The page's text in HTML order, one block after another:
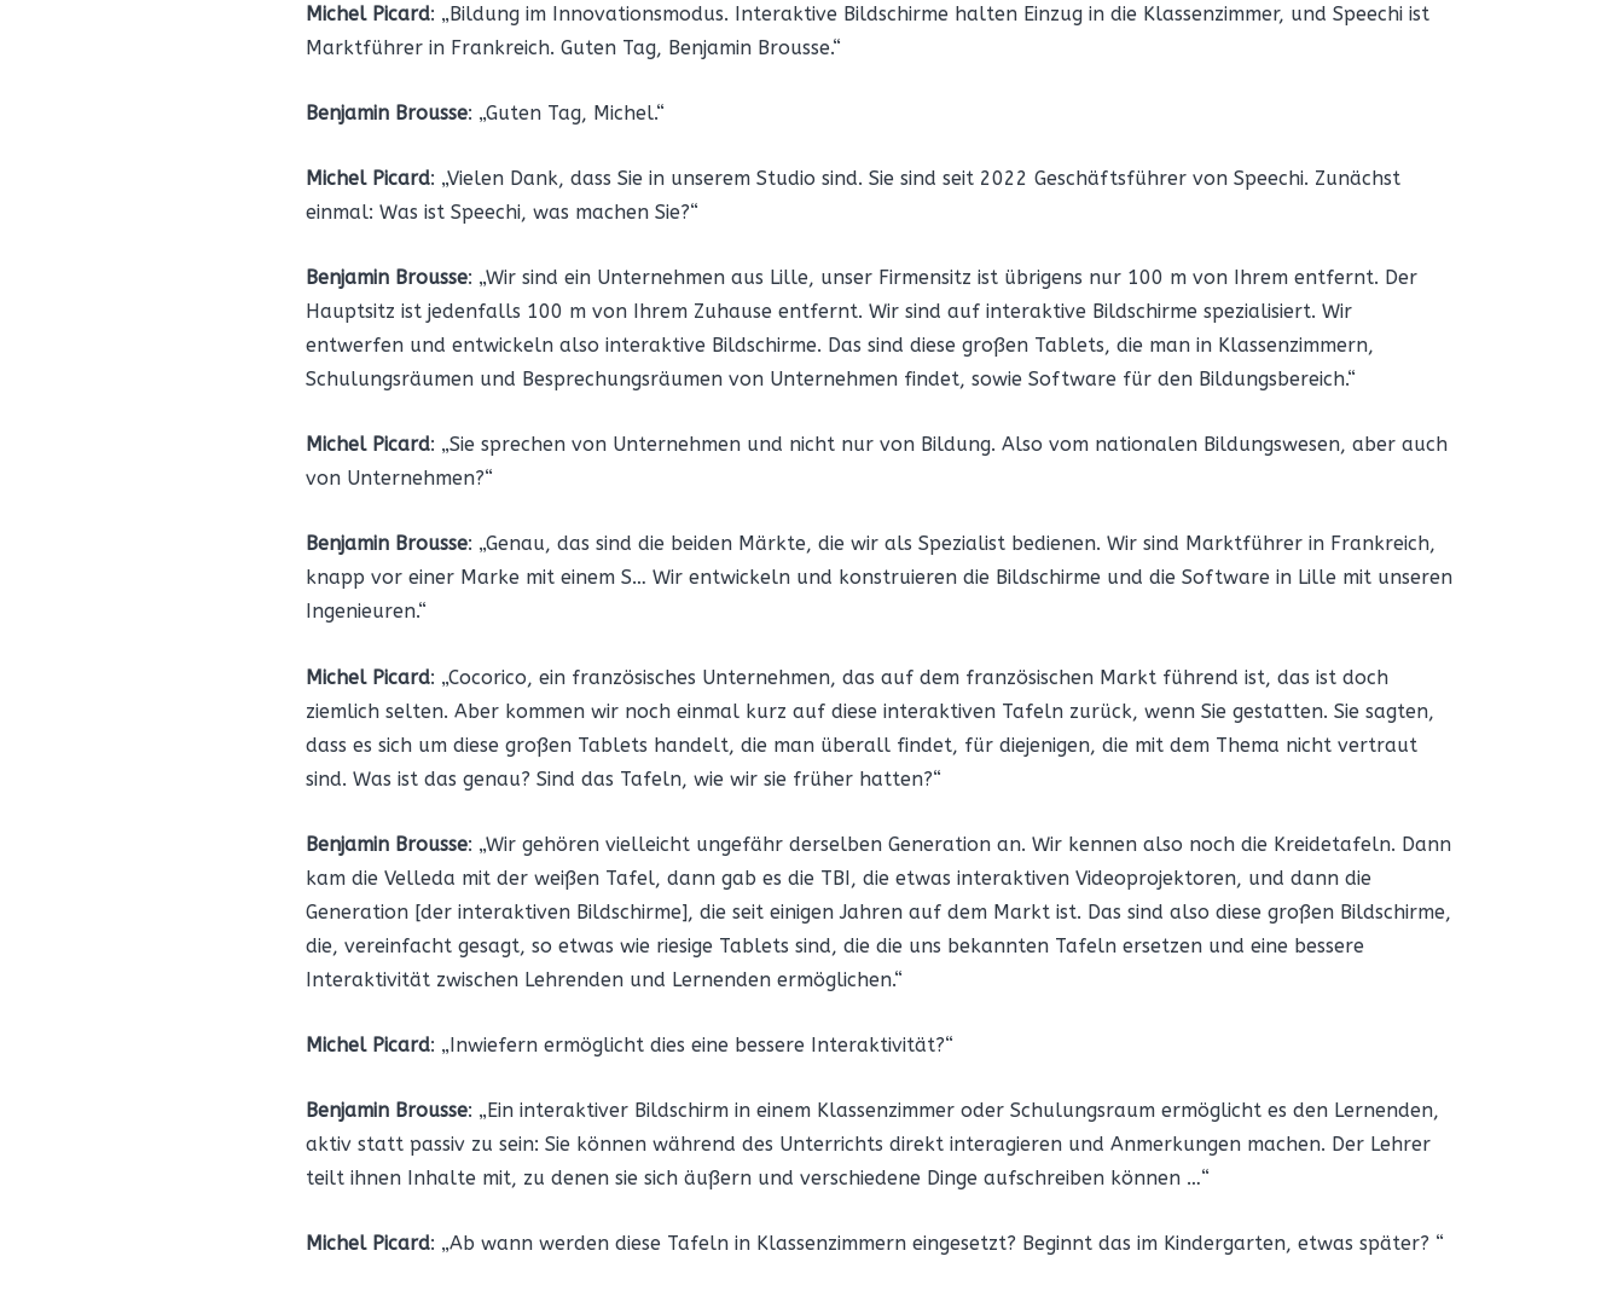
Michel Picard: „Bildung im Innovationsmodus. Interaktive Bildschirme halten Einzug in die Klassenzimmer, und Speechi ist
Marktführer in Frankreich. Guten Tag, Benjamin Brousse.“
Benjamin Brousse: „Guten Tag, Michel.“
Michel Picard: „Vielen Dank, dass Sie in unserem Studio sind. Sie sind seit 2022 Geschäftsführer von Speechi. Zunächst
einmal: Was ist Speechi, was machen Sie?“
Benjamin Brousse: „Wir sind ein Unternehmen aus Lille, unser Firmensitz ist übrigens nur 100 m von Ihrem entfernt. Der
Hauptsitz ist jedenfalls 100 m von Ihrem Zuhause entfernt. Wir sind auf interaktive Bildschirme spezialisiert. Wir
entwerfen und entwickeln also interaktive Bildschirme. Das sind diese großen Tablets, die man in Klassenzimmern,
Schulungsräumen und Besprechungsräumen von Unternehmen findet, sowie Software für den Bildungsbereich.“
Michel Picard: „Sie sprechen von Unternehmen und nicht nur von Bildung. Also vom nationalen Bildungswesen, aber auch
von Unternehmen?“
Benjamin Brousse: „Genau, das sind die beiden Märkte, die wir als Spezialist bedienen. Wir sind Marktführer in Frankreich,
knapp vor einer Marke mit einem S… Wir entwickeln und konstruieren die Bildschirme und die Software in Lille mit unseren
Ingenieuren.“
Michel Picard: „Cocorico, ein französisches Unternehmen, das auf dem französischen Markt führend ist, das ist doch
ziemlich selten. Aber kommen wir noch einmal kurz auf diese interaktiven Tafeln zurück, wenn Sie gestatten. Sie sagten,
dass es sich um diese großen Tablets handelt, die man überall findet, für diejenigen, die mit dem Thema nicht vertraut
sind. Was ist das genau? Sind das Tafeln, wie wir sie früher hatten?“
Benjamin Brousse: „Wir gehören vielleicht ungefähr derselben Generation an. Wir kennen also noch die Kreidetafeln. Dann
kam die Velleda mit der weißen Tafel, dann gab es die TBI, die etwas interaktiven Videoprojektoren, und dann die
Generation [der interaktiven Bildschirme], die seit einigen Jahren auf dem Markt ist. Das sind also diese großen Bildschirme,
die, vereinfacht gesagt, so etwas wie riesige Tablets sind, die die uns bekannten Tafeln ersetzen und eine bessere
Interaktivität zwischen Lehrenden und Lernenden ermöglichen.“
Michel Picard: „Inwiefern ermöglicht dies eine bessere Interaktivität?“
Benjamin Brousse: „Ein interaktiver Bildschirm in einem Klassenzimmer oder Schulungsraum ermöglicht es den Lernenden,
aktiv statt passiv zu sein: Sie können während des Unterrichts direkt interagieren und Anmerkungen machen. Der Lehrer
teilt ihnen Inhalte mit, zu denen sie sich äußern und verschiedene Dinge aufschreiben können …“
Michel Picard: „Ab wann werden diese Tafeln in Klassenzimmern eingesetzt? Beginnt das im Kindergarten, etwas später? “